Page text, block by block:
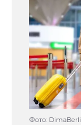
Фото: